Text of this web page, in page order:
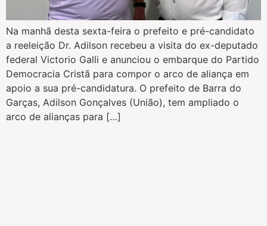
Na manhã desta sexta-feira o prefeito e pré-candidato
a reeleição Dr. Adilson recebeu a visita do ex-deputado
federal Victorio Galli e anunciou o embarque do Partido
Democracia Cristã para compor o arco de aliança em
apoio a sua pré-candidatura. O prefeito de Barra do
Garças, Adilson Gonçalves (União), tem ampliado o
arco de alianças para […]